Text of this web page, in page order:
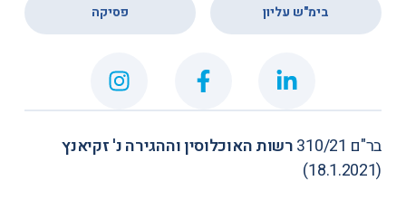
בימ"ש עליון פסיקה
בר"ם 310/21
רשות האוכלוסין וההגירה נ' זקיאנץ
(18.1.2021)